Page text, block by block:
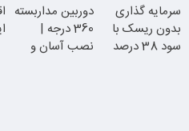
سرمایه گذاری
بدون ریسک با
سود 38 درصد
دوربین مداربسته
360 درجه |
نصب آسان و